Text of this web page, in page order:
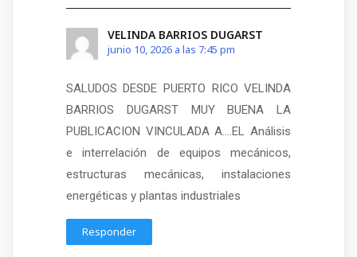
VELINDA BARRIOS DUGARST
junio 10, 2026 a las 7:45 pm
SALUDOS DESDE PUERTO RICO VELINDA
BARRIOS DUGARST MUY BUENA LA
PUBLICACION VINCULADA A….EL Análisis
e interrelación de equipos mecánicos,
estructuras mecánicas, instalaciones
energéticas y plantas industriales
Responder